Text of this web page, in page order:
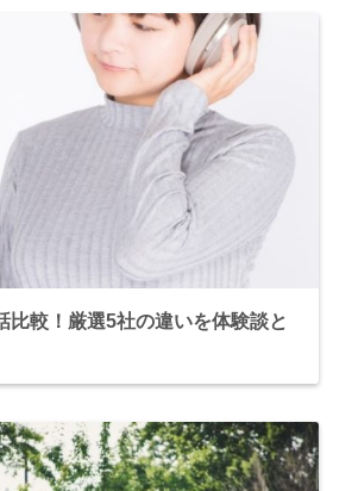
比較！厳選5社の違いを体験談と